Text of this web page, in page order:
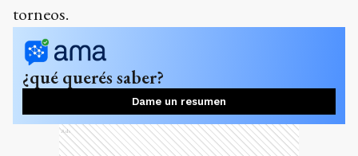
torneos.
¿qué querés saber?
Dame un resumen
Ads